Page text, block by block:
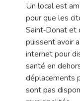
Un local est
pour que les
Saint‑Donat
puissent avoir
internet pour
santé en
déplacements
sont pas